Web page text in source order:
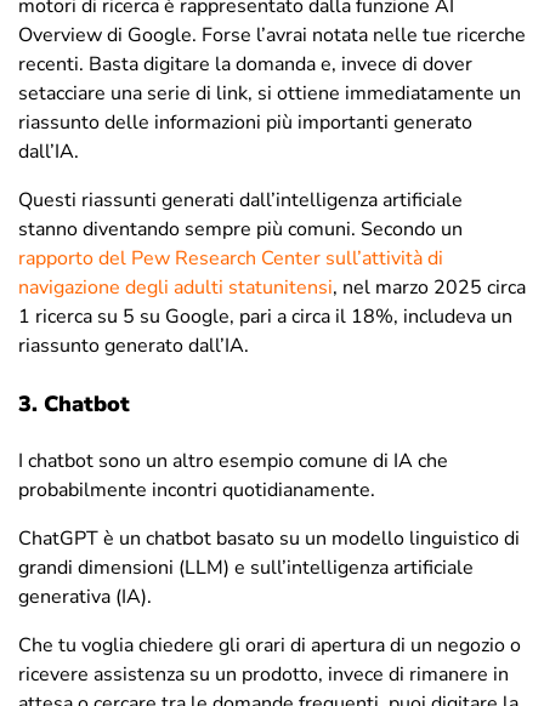
motori di ricerca è rappresentato dalla funzione AI
Overview di Google. Forse l’avrai notata nelle tue ricerche
recenti. Basta digitare la domanda e, invece di dover
setacciare una serie di link, si ottiene immediatamente un
riassunto delle informazioni più importanti generato
dall’IA.
Questi riassunti generati dall’intelligenza artificiale
stanno diventando sempre più comuni. Secondo un
rapporto del Pew Research Center sull’attività di
navigazione degli adulti statunitensi, nel marzo 2025 circa
1 ricerca su 5 su Google, pari a circa il 18%, includeva un
riassunto generato dall’IA.
3. Chatbot
I chatbot sono un altro esempio comune di IA che
probabilmente incontri quotidianamente.
ChatGPT è un chatbot basato su un modello linguistico di
grandi dimensioni (LLM) e sull’intelligenza artificiale
generativa (IA).
Che tu voglia chiedere gli orari di apertura di un negozio o
ricevere assistenza su un prodotto, invece di rimanere in